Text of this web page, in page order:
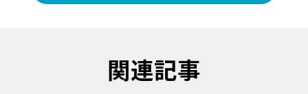
関連記事